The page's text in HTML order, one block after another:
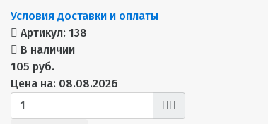
Условия доставки и оплаты
Артикул: 138
В наличии
105 руб.
Цена на: 08.08.2026